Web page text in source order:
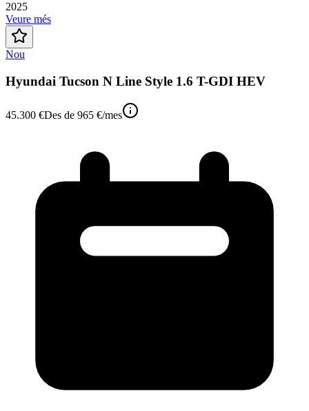
2025
Veure més
Nou
Hyundai Tucson N Line Style 1.6 T-GDI HEV
45.300 €Des de 965 €/mes